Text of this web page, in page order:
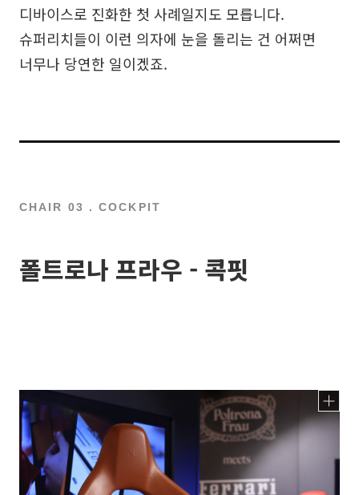
디바이스로 진화한 첫 사례일지도 모릅니다.
슈퍼리치들이 이런 의자에 눈을 돌리는 건 어쩌면
너무나 당연한 일이겠죠.
CHAIR 03 . COCKPIT
폴트로나 프라우 - 콕핏